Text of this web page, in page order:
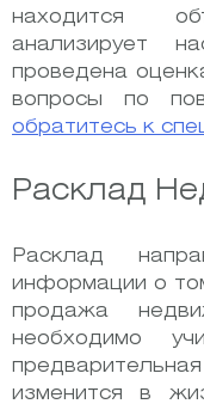
находится
анализирует
проведена
вопросы по
обратитесь к
Расклад
Расклад
информации о
продажа
необходимо
изменится в